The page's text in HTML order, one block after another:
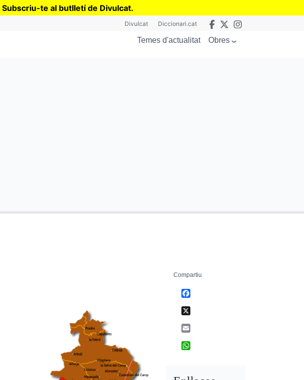
Subscriu-te al butlletí de Divulcat.
Divulcat Diccionari.cat
Temes d'actualitat Obres
Compartiu